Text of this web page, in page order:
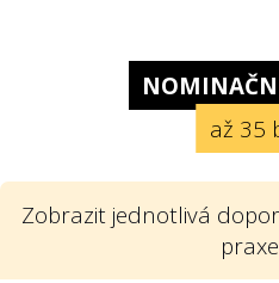
politiku?
rozumíme v
OECD
konkrétním
státní firmy a
cíle, které má
až 35
Zobrazit jednotlivá
praxe